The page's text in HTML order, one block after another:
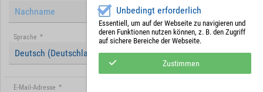
Sprache *
Deutsch (Deutschland)
E-Mail-Adresse *
Unbedingt erforderlich
Essentiell, um auf der Webseite zu navigieren und
deren Funktionen nutzen können, z. B. den Zugriff
auf sichere Bereiche der Webseite.
Zustimmen